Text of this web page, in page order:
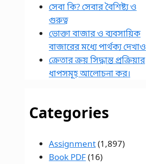
সেবা কি? সেবার বৈশিষ্ট্য ও
গুরুত্ব
ভোক্তা বাজার ও ব্যবসায়িক
বাজারের মধ্যে পার্থক্য দেখাও
ক্রেতার ক্রয় সিদ্ধান্ত প্রক্রিয়ার
ধাপসমূহ আলোচনা কর।
Categories
Assignment(1,897)
Book PDF(16)